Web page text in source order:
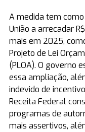
A medida tem
União a arrecadar
mais em 2025,
Projeto de Lei
(PLOA). O governo
essa ampliação,
indevido de
Receita Federal
programas de
mais assertivos,